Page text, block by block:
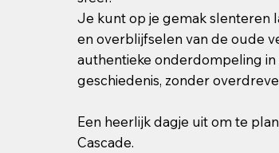
Je kunt op je gemak slenteren
en overblijfselen van de oude
authentieke onderdompeling
geschiedenis, zonder
Een heerlijk dagje uit om te
Cascade.